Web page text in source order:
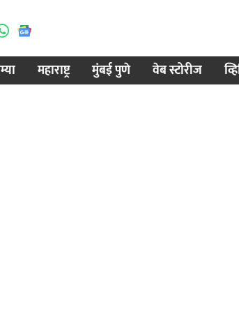
महाराष्ट्र मुंबई पुणे वेब स्टोरीज